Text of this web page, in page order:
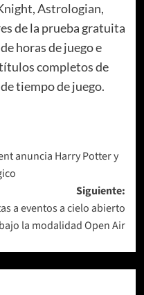
Astrologian,
de la prueba gratuita
horas de juego e
completos de
tiempo de juego.
anuncia Harry Potter y
Siguiente:
a eventos a cielo abierto
bajo la modalidad Open Air